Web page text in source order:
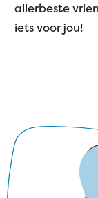
allerbeste
iets voor jou!